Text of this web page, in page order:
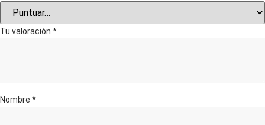
Tu valoración *
Nombre *